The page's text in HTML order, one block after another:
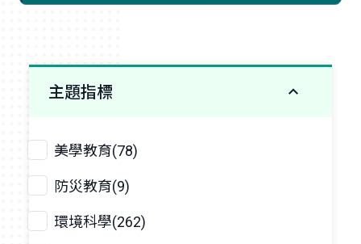
主題指標
美學教育(78)
防災教育(9)
環境科學(262)